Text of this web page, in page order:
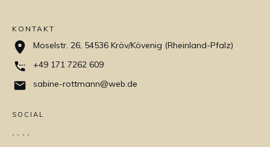
KONTAKT
Moselstr. 26, 54536 Kröv/Kövenig (Rheinland-Pfalz)
+49 171 7262 609
sabine-rottmann@web.de
SOCIAL